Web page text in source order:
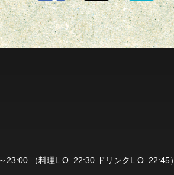
23:00 （料理L.O. 22:30 ドリンクL.O. 22:45）